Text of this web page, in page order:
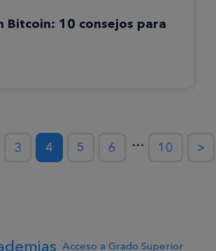
Bitcoin: 10 consejos para
3 4 5 6 … 10 >
Acceso a Grado Superior